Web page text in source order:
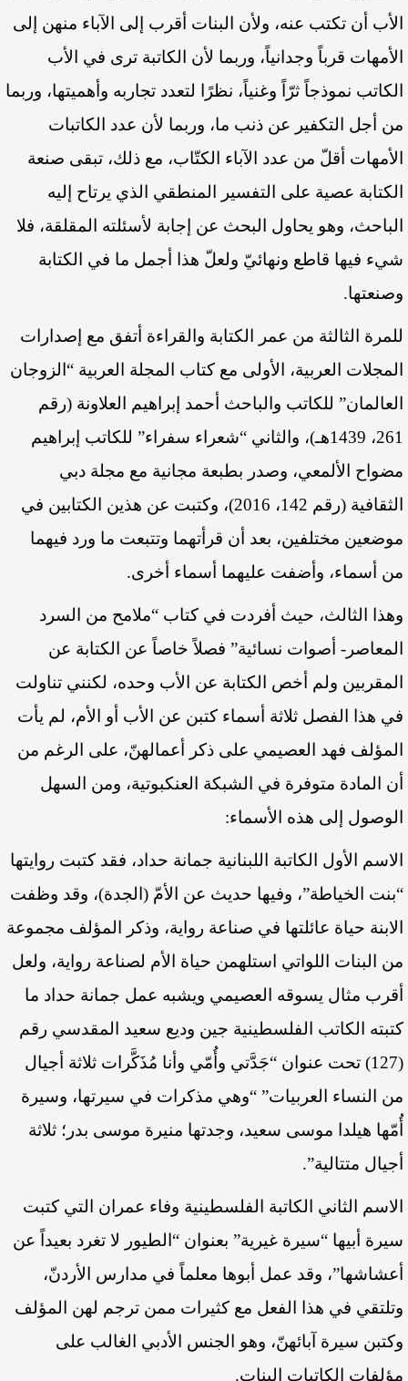
الأب أن تكتب عنه، ولأن البنات أقرب إلى الآباء منهن إلى
الأمهات قرباً وجدانياً، وربما لأن الكاتبة ترى في الأب
الكاتب نموذجاً ثرّاً وغنياً، نظرًا لتعدد تجاربه وأهميتها، وربما
من أجل التكفير عن ذنب ما، وربما لأن عدد الكاتبات
الأمهات أقلّ من عدد الآباء الكتّاب، مع ذلك، تبقى صنعة
الكتابة عصية على التفسير المنطقي الذي يرتاح إليه
الباحث، وهو يحاول البحث عن إجابة لأسئلته المقلقة، فلا
شيء فيها قاطع ونهائيّ ولعلّ هذا أجمل ما في الكتابة
وصنعتها.
للمرة الثالثة من عمر الكتابة والقراءة أتفق مع إصدارات
المجلات العربية، الأولى مع كتاب المجلة العربية “الزوجان
العالمان” للكاتب والباحث أحمد إبراهيم العلاونة (رقم
261، 1439هـ)، والثاني “شعراء سفراء” للكاتب إبراهيم
مضواح الألمعي، وصدر بطبعة مجانية مع مجلة دبي
الثقافية (رقم 142، 2016)، وكتبت عن هذين الكتابين في
موضعين مختلفين، بعد أن قرأتهما وتتبعت ما ورد فيهما
من أسماء، وأضفت عليهما أسماء أخرى.
وهذا الثالث، حيث أفردت في كتاب “ملامح من السرد
المعاصر- أصوات نسائية” فصلاً خاصاً عن الكتابة عن
المقربين ولم أخص الكتابة عن الأب وحده، لكنني تناولت
في هذا الفصل ثلاثة أسماء كتبن عن الأب أو الأم، لم يأت
المؤلف فهد العصيمي على ذكر أعمالهنّ، على الرغم من
أن المادة متوفرة في الشبكة العنكبوتية، ومن السهل
الوصول إلى هذه الأسماء:
الاسم الأول الكاتبة اللبنانية جمانة حداد، فقد كتبت روايتها
“بنت الخياطة”، وفيها حديث عن الأمّ (الجدة)، وقد وظفت
الابنة حياة عائلتها في صناعة رواية، وذكر المؤلف مجموعة
من البنات اللواتي استلهمن حياة الأم لصناعة رواية، ولعل
أقرب مثال يسوقه العصيمي ويشبه عمل جمانة حداد ما
كتبته الكاتب الفلسطينية جين وديع سعيد المقدسي رقم
(127) تحت عنوان “جَدَّتي وأُمّي وأنا مُذَكَّرات ثلاثة أجيال
من النساء العربيات” “وهي مذكرات في سيرتها، وسيرة
أُمّها هيلدا موسى سعيد، وجدتها منيرة موسى بدر؛ ثلاثة
أجيال متتالية”.
الاسم الثاني الكاتبة الفلسطينية وفاء عمران التي كتبت
سيرة أبيها “سيرة غيرية” بعنوان “الطيور لا تغرد بعيداً عن
أعشاشها”، وقد عمل أبوها معلماً في مدارس الأردنّ،
وتلتقي في هذا الفعل مع كثيرات ممن ترجم لهن المؤلف
وكتبن سيرة آبائهنّ، وهو الجنس الأدبي الغالب على
مؤلفات الكاتبات البنات.